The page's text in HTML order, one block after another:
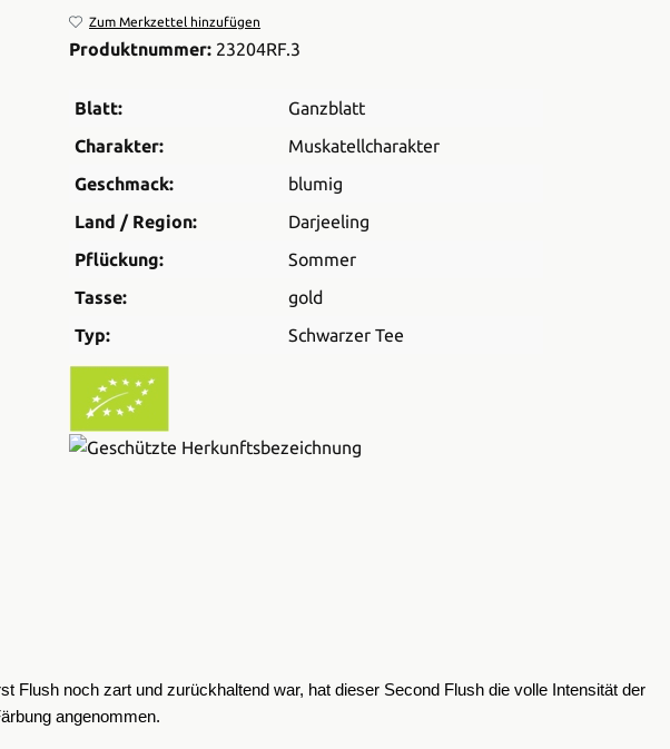
Zum Merkzettel hinzufügen
Produktnummer: 23204RF.3
Blatt:
Ganzblatt
Charakter:
Muskatellcharakter
Geschmack:
blumig
Land / Region:
Darjeeling
Pflückung:
Sommer
Tasse:
gold
Typ:
Schwarzer Tee
Flush noch zart und zurückhaltend war, hat dieser Second Flush die volle Intensität der
angenommen.